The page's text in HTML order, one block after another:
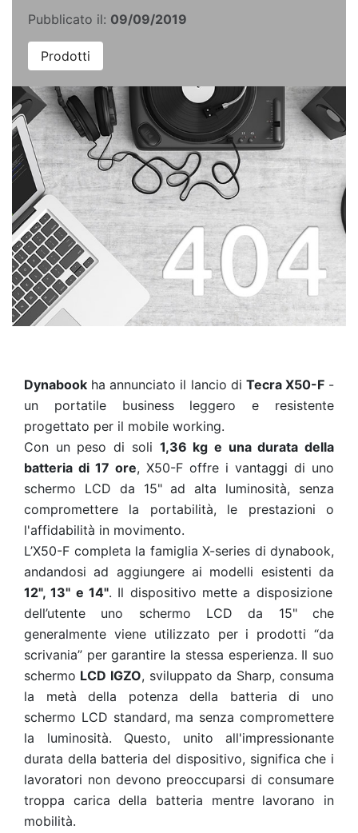
Pubblicato il: 09/09/2019
Prodotti
Dynabook ha annunciato il lancio di Tecra X50-F-
un portatile business leggero e resistente
progettato per il mobile working.
Con un peso di soli 1,36 kg e una durata della
batteria di 17 ore, X50-F offre i vantaggi di uno
schermo LCD da 15" ad alta luminosità, senza
compromettere la portabilità, le prestazioni o
l'affidabilità in movimento.
L’X50-F completa la famiglia X-series di dynabook,
andandosi ad aggiungere ai modelli esistenti da
12", 13" e 14". Il dispositivo mette a disposizione
dell’utente uno schermo LCD da 15" che
generalmente viene utilizzato per i prodotti “da
scrivania” per garantire la stessa esperienza. Il suo
schermo LCD IGZO, sviluppato da Sharp, consuma
la metà della potenza della batteria di uno
schermo LCD standard, ma senza compromettere
la luminosità. Questo, unito all'impressionante
durata della batteria del dispositivo, significa che i
lavoratori non devono preoccuparsi di consumare
troppa carica della batteria mentre lavorano in
mobilità.